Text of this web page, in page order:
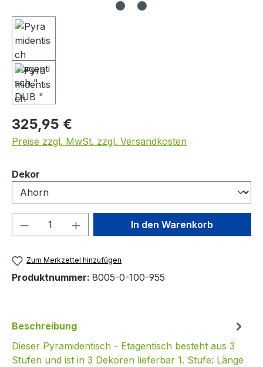
Regulärer Preis:
325,95 €
Preise zzgl. MwSt. zzgl. Versandkosten
Dekor
Produkt Anzahl: Gib denIn den Warenkorb
Zum Merkzettel hinzufügen
Produktnummer: 8005-0-100-955
Beschreibung
Dieser Pyramidentisch - Etagentisch besteht aus 3
Stufen und ist in 3 Dekoren lieferbar 1. Stufe: Länge